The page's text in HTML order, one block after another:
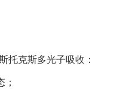
托克斯多光子吸收：